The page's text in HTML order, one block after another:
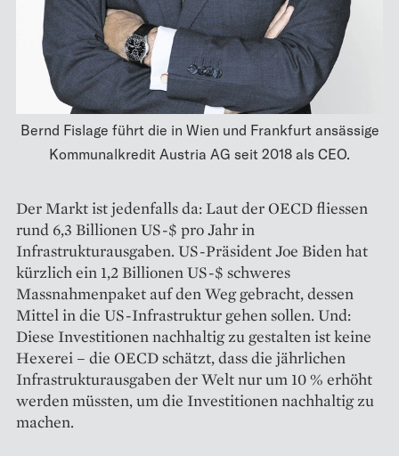
Bernd Fislage führt die in Wien und Frankfurt ansässige
Kommunalkredit Austria AG seit 2018 als CEO.
Der Markt ist jedenfalls da: Laut der OECD fliessen
rund 6,3 Billionen US-$ pro Jahr in
Infrastrukturausgaben. US-Präsident Joe Biden hat
kürzlich ein 1,2 Billionen US-$ schweres
Massnahmenpaket auf den Weg gebracht, dessen
Mittel in die US-Infrastruktur gehen sollen. Und:
Diese Investitionen nachhaltig zu gestalten ist keine
Hexerei – die OECD schätzt, dass die jährlichen
Infrastruktur­ausgaben der Welt nur um 10 % erhöht
werden müssten, um die Investitionen nachhaltig zu
machen.